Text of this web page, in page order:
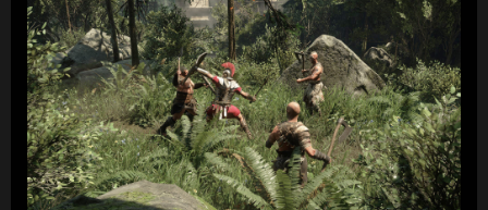
comprar
el
videojuego
Ryse:
Son
of
Rome
para
ordenador